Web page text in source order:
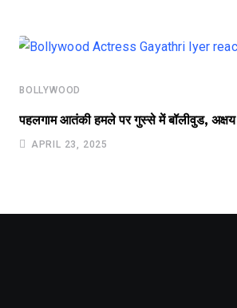
BOLLYWOOD
पहलगाम आतंकी हमले पर गुस्से में बॉलीवुड, अक्षय
APRIL 23, 2025